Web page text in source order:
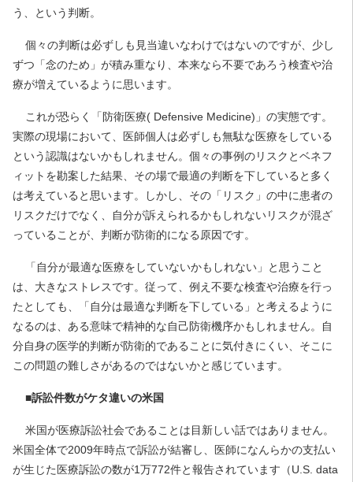
う、という判断。
個々の判断は必ずしも見当違いなわけではないのですが、少し
ずつ「念のため」が積み重なり、本来なら不要であろう検査や治
療が増えているように思います。
これが恐らく「防衛医療( Defensive Medicine)」の実態です。
実際の現場において、医師個人は必ずしも無駄な医療をしている
という認識はないかもしれません。個々の事例のリスクとベネフ
ィットを勘案した結果、その場で最適の判断を下していると多く
は考えていると思います。しかし、その「リスク」の中に患者の
リスクだけでなく、自分が訴えられるかもしれないリスクが混ざ
っていることが、判断が防衛的になる原因です。
「自分が最適な医療をしていないかもしれない」と思うこと
は、大きなストレスです。従って、例え不要な検査や治療を行っ
たとしても、「自分は最適な判断を下している」と考えるように
なるのは、ある意味で精神的な自己防衛機序かもしれません。自
分自身の医学的判断が防衛的であることに気付きにくい、そこに
この問題の難しさがあるのではないかと感じています。
■訴訟件数がケタ違いの米国
米国が医療訴訟社会であることは目新しい話ではありません。
米国全体で2009年時点で訴訟が結審し、医師になんらかの支払い
が生じた医療訴訟の数が1万772件と報告されています（U.S. data